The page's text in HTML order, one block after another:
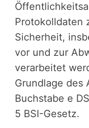
Protokolldaten
Sicherheit,
vor und zur
verarbeitet
Grundlage des
Buchstabe e
5 BSI-Gesetz.